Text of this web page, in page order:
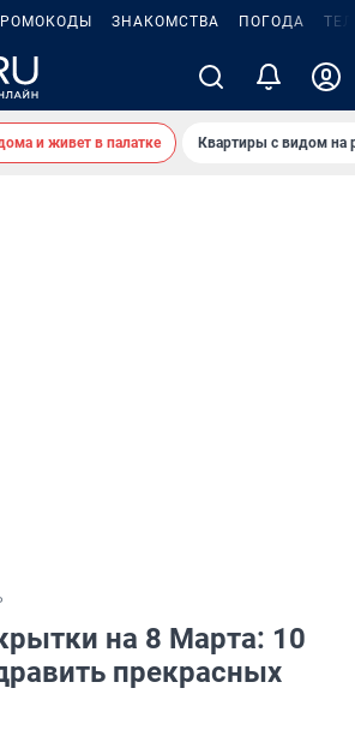
ЗНАКОМСТВА ПОГОДА
и живет в палатке Квартиры с видом на
на 8 Марта: 10
прекрасных